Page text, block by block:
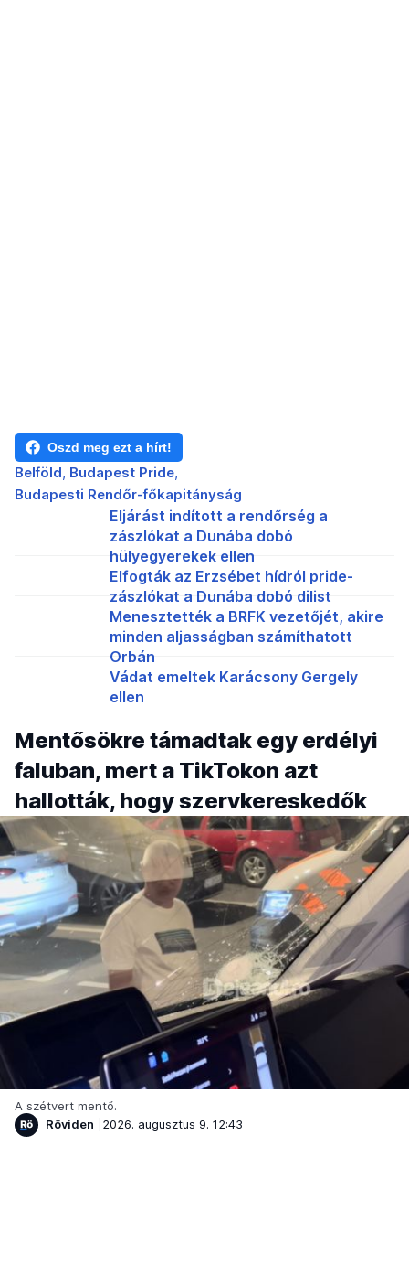
Oszd meg ezt a hírt!
Belföld Budapest Pride
Budapesti Rendőr-főkapitányság
Eljárást indított a rendőrség a
zászlókat a Dunába dobó
hülyegyerekek ellen
Elfogták az Erzsébet hídról pride-
zászlókat a Dunába dobó dilist
Menesztették a BRFK vezetőjét, akire
minden aljasságban számíthatott
Orbán
Vádat emeltek Karácsony Gergely
ellen
Mentősökre támadtak egy erdélyi
faluban, mert a TikTokon azt
hallották, hogy szervkereskedők
A szétvert mentő.
Röviden
2026. augusztus 9. 12:43